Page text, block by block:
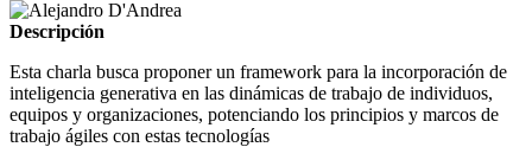
Descripción
Esta charla busca proponer un framework para la incorporación de
inteligencia generativa en las dinámicas de trabajo de individuos,
equipos y organizaciones, potenciando los principios y marcos de
trabajo ágiles con estas tecnologías